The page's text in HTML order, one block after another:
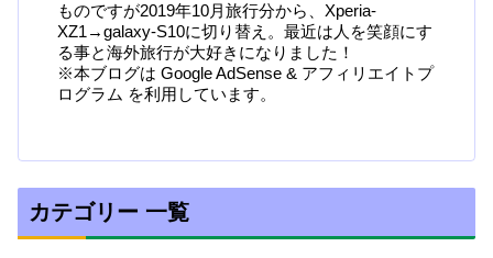
ものですが2019年10月旅行分から、Xperia-
XZ1→galaxy-S10に切り替え。最近は人を笑顔にす
る事と海外旅行が大好きになりました！
※本ブログは Google AdSense & アフィリエイトプ
ログラム を利用しています。
カテゴリー 一覧